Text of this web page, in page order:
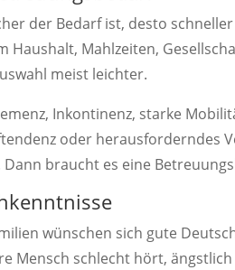
der Bedarf ist, desto
Haushalt, Mahlzeiten,
meist leichter.
Inkontinenz, starke
oder herausforderndes
Dann braucht es eine
wünschen sich gute
Mensch schlecht hört,